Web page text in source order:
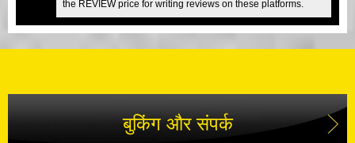
the REVIEW price for writing reviews on these platforms.
बुकिंग और संपर्क